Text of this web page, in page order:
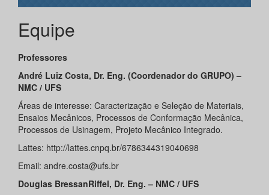
Equipe
Professores
André Luiz Costa, Dr. Eng. (Coordenador do GRUPO) –
NMC / UFS
Áreas de interesse: Caracterização e Seleção de Materiais,
Ensaios Mecânicos, Processos de Conformação Mecânica,
Processos de Usinagem, Projeto Mecânico Integrado.
Lattes: http://lattes.cnpq.br/6786344319040698
Email: andre.costa@ufs.br
Douglas BressanRiffel, Dr. Eng. – NMC / UFS